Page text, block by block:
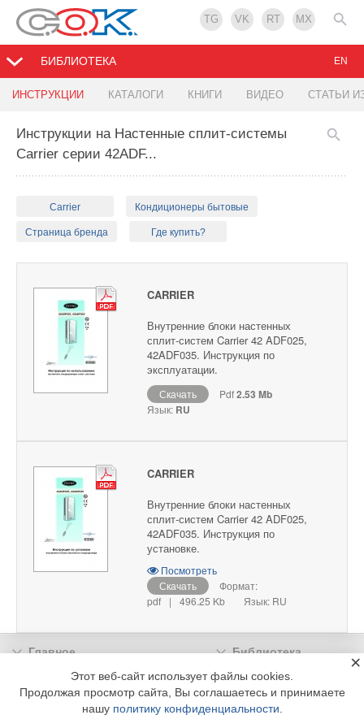
TG VK RT MX
БИБЛИОТЕКА
ИНСТРУКЦИИ КАТАЛОГИ КНИГИ ВИДЕО СТАТЬИ
EN
Инструкции на Настенные сплит-системы
Carrier серии 42ADF...
Carrier Кондиционеры бытовые
Страница бренда Где купить?
CARRIER
Внутренние блоки настенных
сплит-систем Carrier 42 ADF025,
42ADF035. Инструкция по
эксплуатации.
Скачать Pdf2.53 Mb
Язык: RU
CARRIER
Внутренние блоки настенных
сплит-систем Carrier 42 ADF025,
42ADF035. Инструкция по
установке.
Посмотреть
Скачать
Формат:
pdf
| 496.25 Kb Язык: RU
Главное
Библиотека
Подписка
Реклама
Информация
Этот веб-сайт использует файлы cookies.
Продолжая просмотр сайта, Вы соглашаетесь и принимаете
нашу политику конфиденциальности
×